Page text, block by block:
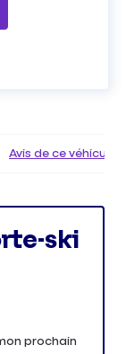
Avis de ce véhicule
ski
prochain